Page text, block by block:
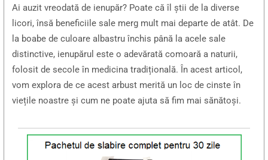
Ai auzit vreodată de ienupăr? Poate că îl știi de la diverse
licori, însă beneficiile sale merg mult mai departe de atât. De
la boabe de culoare albastru închis până la acele sale
distinctive, ienupărul este o adevărată comoară a naturii,
folosit de secole în medicina tradițională. În acest articol,
vom explora de ce acest arbust merită un loc de cinste în
viețile noastre și cum ne poate ajuta să fim mai sănătoși.